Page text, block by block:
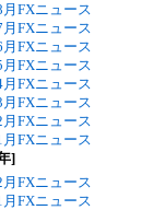
FXニュース
FXニュース
FXニュース
FXニュース
FXニュース
FXニュース
FXニュース
FXニュース
]
FXニュース
FXニュース